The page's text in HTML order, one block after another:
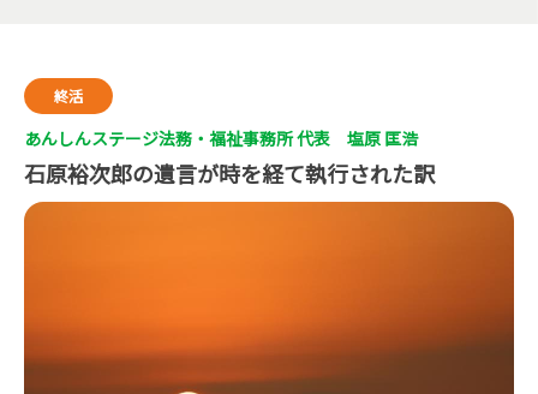
終活
あんしんステージ法務・福祉事務所 代表 塩原 匡浩
石原裕次郎の遺言が時を経て執行された訳